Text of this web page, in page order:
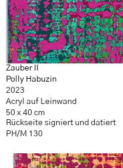
Zauber II
Polly Habuzin
2023
Acryl auf Leinwand
50 x 40 cm
Rückseite signiert und datiert
PH/M 130